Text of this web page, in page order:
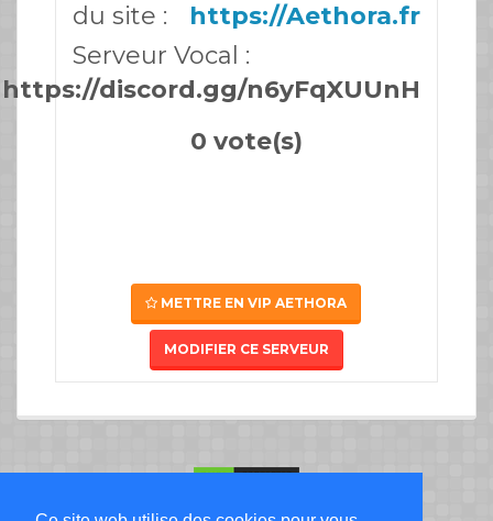
du site :
https://Aethora.fr
Serveur Vocal :
https://discord.gg/n6yFqXUUnH
0 vote(s)
METTRE EN VIP AETHORA
MODIFIER CE SERVEUR